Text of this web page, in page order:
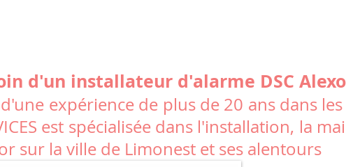
d'un installateur d'alarme DSC
expérience de plus de 20 ans dans
est spécialisée dans l'installation, la
sur la ville de Limonest et ses alentours